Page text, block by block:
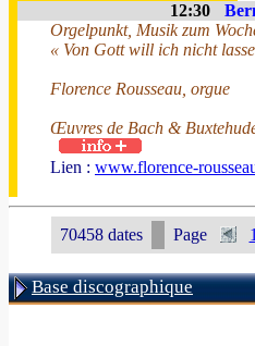
12:30
Orgelpunkt, Musik zum
« Von Gott will ich nicht
Florence Rousseau, orgue
Œuvres de Bach &
Lien : www.florence-
70458 dates Page 1
Base discographique